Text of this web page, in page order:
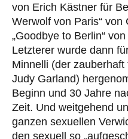
von Erich Kästner für
Werwolf von Paris“ von
„Goodbye to Berlin“
Letzterer wurde dann
Minnelli (der
Judy Garland)
Beginn und 30 Jahre
Zeit. Und weitgehend
ganzen sexuellen
den sexuell so